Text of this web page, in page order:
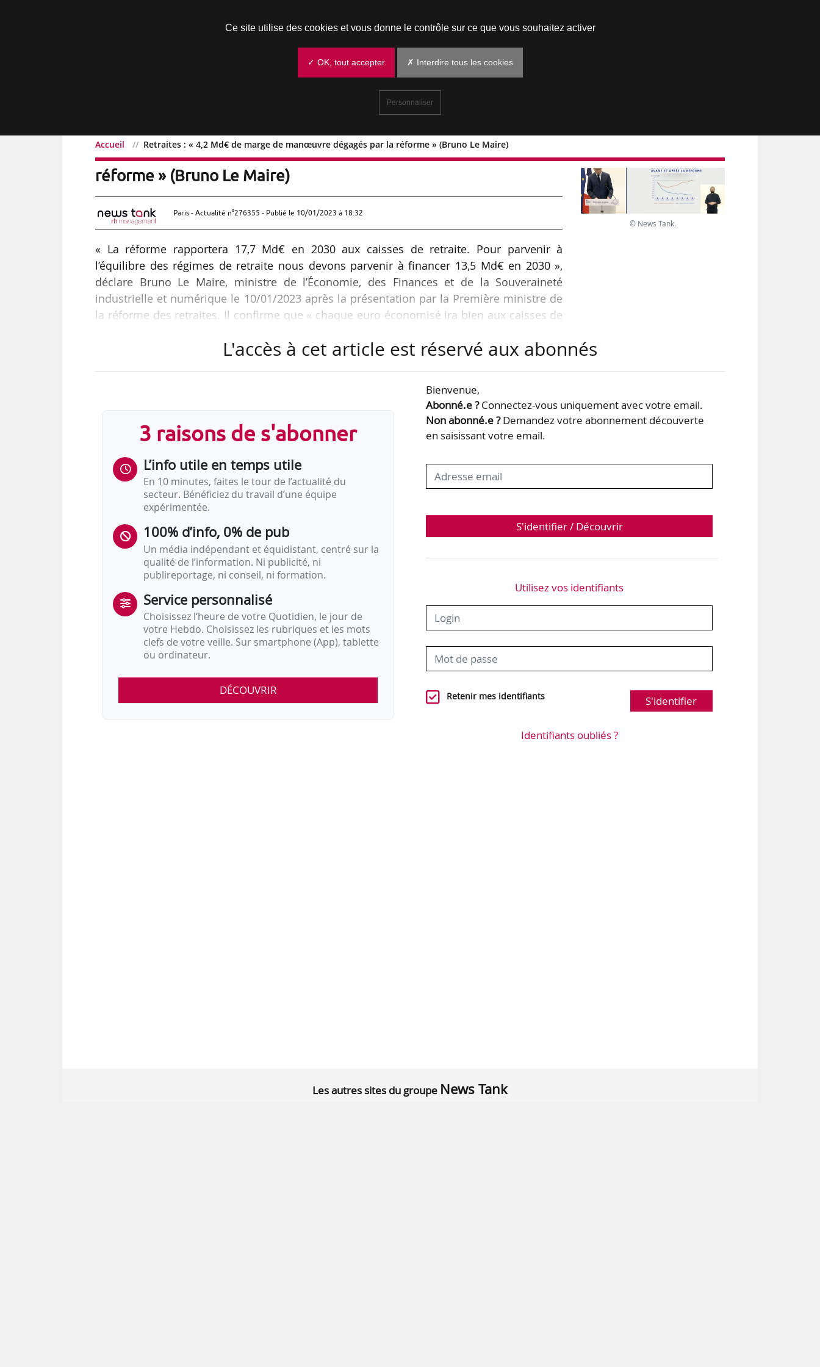
Accueil Retraites : « 4,2 Md€ de marge de manœuvre dégagés par la réforme » (Bruno Le Maire)
Retraites : « 4,2 Md€ de marge de manœuvre dégagés par la
réforme » (Bruno Le Maire)
Paris - Actualité n°276355 - Publié le 10/01/2023 à 18:32
« La réforme rapportera 17,7 Md€ en 2030 aux caisses de retraite. Pour parvenir à
l’équilibre des régimes de retraite nous devons parvenir à financer 13,5 Md€ en 2030 »,
déclare Bruno Le Maire, ministre de l’Économie, des Finances et de la Souveraineté
industrielle et numérique le 10/01/2023 après la présentation par la Première ministre de
la réforme des retraites. Il confirme que « chaque euro économisé ira bien aux caisses de
• Les retraites des plus fragiles, en raison de leurs inaptitudes ou de leurs invalidités, qui
pourront continuer de partir à la retraite à 62 ans : 3,1 Md€,
• Le coût des mesures sur la pénibilité, sur les carrières longues, et sur la revalorisation
des petites…
© News Tank.
L'accès à cet article est réservé aux abonnés
3 raisons de s'abonner
L’info utile en temps utile
En 10 minutes, faites le tour de l’actualité du
secteur. Bénéficiez du travail d’une équipe
expérimentée.
100% d’info, 0% de pub
Un média indépendant et équidistant, centré sur la
qualité de l’information. Ni publicité, ni
publireportage, ni conseil, ni formation.
Service personnalisé
Choisissez l‘heure de votre Quotidien, le jour de
votre Hebdo. Choisissez les rubriques et les mots
clefs de votre veille. Sur smartphone (App), tablette
ou ordinateur.
DÉCOUVRIR
Bienvenue,
Abonné.e ?Connectez-vous uniquement avec votre email.
Non abonné.e ?Demandez votre abonnement découverte
en saisissant votre email.
S'identifier / Découvrir
Utilisez vos identifiants
Retenir mes identifiants S'identifier
Identifiants oubliés ?
Les autres sites du groupe News Tank
Ce site utilise des cookies et vous donne le contrôle sur ce que vous souhaitez activer
✓ OK, tout accepter ✗ Interdire tous les cookies
Personnaliser